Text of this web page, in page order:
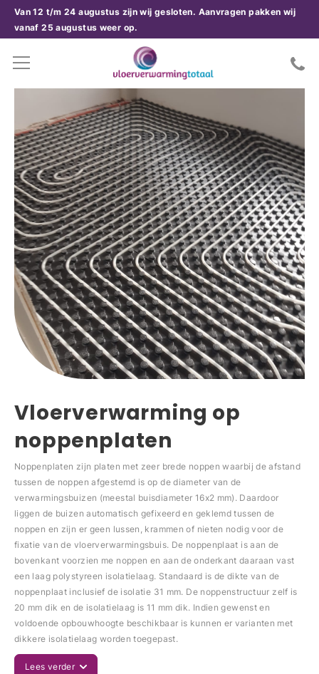
Van 12 t/m 24 augustus zijn wij gesloten. Aanvragen pakken wij
vanaf 25 augustus weer op.
Vloerverwarming op
noppenplaten
Noppenplaten zijn platen met zeer brede noppen waarbij de afstand
tussen de noppen afgestemd is op de diameter van de
verwarmingsbuizen (meestal buisdiameter 16x2 mm). Daardoor
liggen de buizen automatisch gefixeerd en geklemd tussen de
noppen en zijn er geen lussen, krammen of nieten nodig voor de
fixatie van de vloerverwarmingsbuis. De noppenplaat is aan de
bovenkant voorzien me noppen en aan de onderkant daaraan vast
een laag polystyreen isolatielaag. Standaard is de dikte van de
noppenplaat inclusief de isolatie 31 mm. De noppenstructuur zelf is
20 mm dik en de isolatielaag is 11 mm dik. Indien gewenst en
voldoende opbouwhoogte beschikbaar is kunnen er varianten met
dikkere isolatielaag worden toegepast.
Lees verder